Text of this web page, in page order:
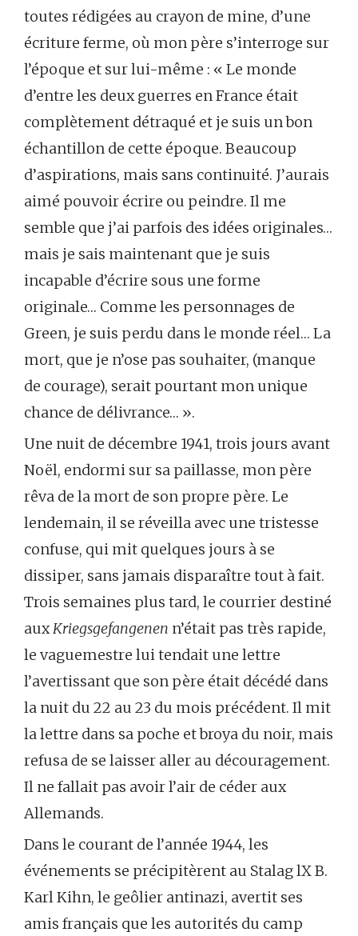
toutes rédigées au crayon de mine, d’une
écriture ferme, où mon père s’interroge sur
l’époque et sur lui-même : « Le monde
d’entre les deux guerres en France était
complètement détraqué et je suis un bon
échantillon de cette époque. Beaucoup
d’aspirations, mais sans continuité. J’aurais
aimé pouvoir écrire ou peindre. Il me
semble que j’ai parfois des idées originales…
mais je sais maintenant que je suis
incapable d’écrire sous une forme
originale… Comme les personnages de
Green, je suis perdu dans le monde réel… La
mort, que je n’ose pas souhaiter, (manque
de courage), serait pourtant mon unique
chance de délivrance… ».
Une nuit de décembre 1941, trois jours avant
Noël, endormi sur sa paillasse, mon père
rêva de la mort de son propre père. Le
lendemain, il se réveilla avec une tristesse
confuse, qui mit quelques jours à se
dissiper, sans jamais disparaître tout à fait.
Trois semaines plus tard, le courrier destiné
auxKriegsgefangenen n’était pas très rapide,
le vaguemestre lui tendait une lettre
l’avertissant que son père était décédé dans
la nuit du 22 au 23 du mois précédent. Il mit
la lettre dans sa poche et broya du noir, mais
refusa de se laisser aller au découragement.
Il ne fallait pas avoir l’air de céder aux
Allemands.
Dans le courant de l’année 1944, les
événements se précipitèrent au Stalag lX B.
Karl Kihn, le geôlier antinazi, avertit ses
amis français que les autorités du camp